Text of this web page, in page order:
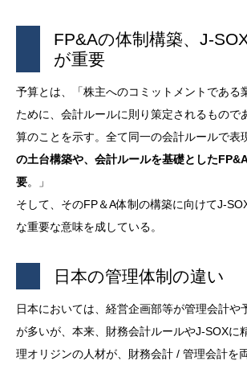
FP&Aの体制構築、J-
が重要
予算とは、「株主へのコミットメントである
ために、会計ルールに則り策定されるもので
算のことを示す。全て同一の会計ルールで表
の土台構築や、会計ルールを基礎とした
要。」
そして、そのFP＆A体制の構築に向けてJ-
な重要な意味を成している。
日本の管理体制の違い
日本においては、経営企画部等が管理会計や
が多いが、本来、財務会計ルールやJ-SOXに
理オリジンの人材が、財務会計 / 管理会計を